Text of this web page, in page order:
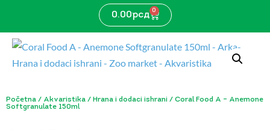
0.00рсд 0
Cart
Početna / Akvaristika / Hrana i dodaci ishrani / Coral Food A – Anemone
Softgranulate 150ml